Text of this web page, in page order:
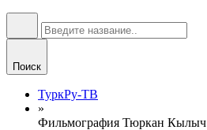
Поиск
ТуркРу-ТВ
»
Фильмография Тюркан Кылыч